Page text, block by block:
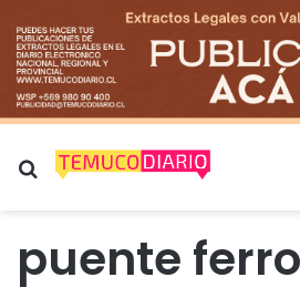
Buscar por
puente